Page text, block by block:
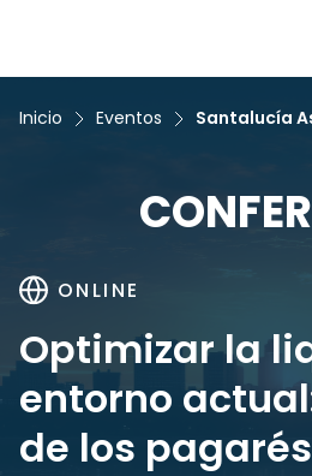
Inicio Eventos Santalucía
ONLINE
Optimizar la
entorno
de los pagarés